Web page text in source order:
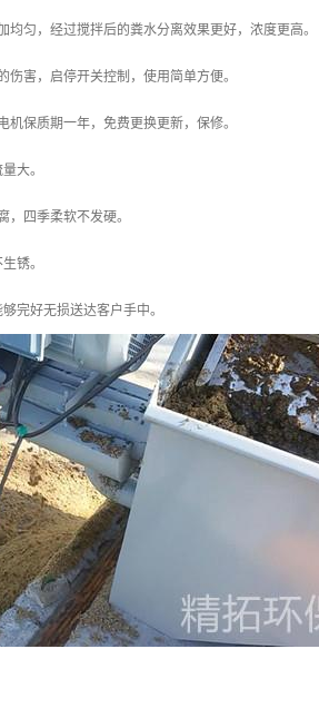
匀，经过搅拌后的粪水分离效果更好，浓度更高。
害，启停开关控制，使用简单方便。
保质期一年，免费更换更新，保修。
大。
四季柔软不发硬。
锈。
完好无损送达客户手中。